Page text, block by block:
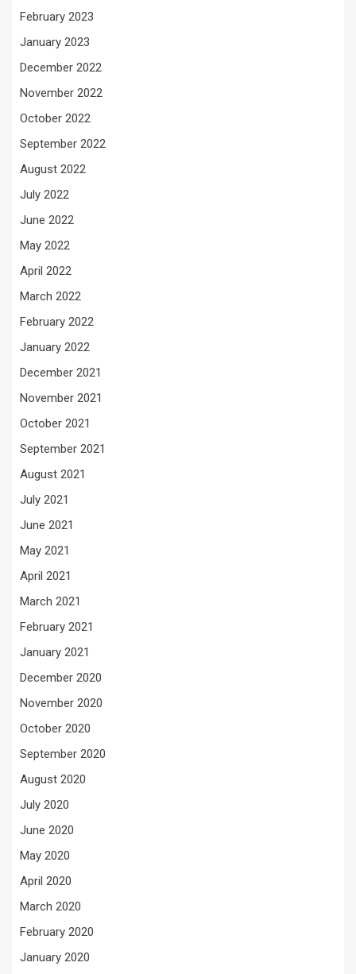
February 2023
January 2023
December 2022
November 2022
October 2022
September 2022
August 2022
July 2022
June 2022
May 2022
April 2022
March 2022
February 2022
January 2022
December 2021
November 2021
October 2021
September 2021
August 2021
July 2021
June 2021
May 2021
April 2021
March 2021
February 2021
January 2021
December 2020
November 2020
October 2020
September 2020
August 2020
July 2020
June 2020
May 2020
April 2020
March 2020
February 2020
January 2020